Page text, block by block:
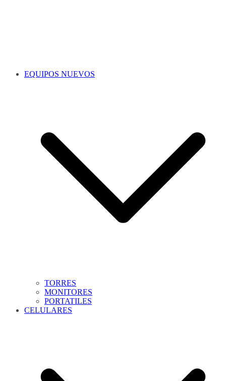
EQUIPOS NUEVOS
TORRES
MONITORES
PORTATILES
CELULARES